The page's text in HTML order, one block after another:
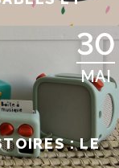
30
MAI
: LE